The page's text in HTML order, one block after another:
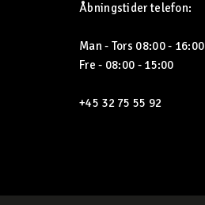
Åbningstider telefon:
Man - Tors 08:00 - 16:00
Fre - 08:00 - 15:00
+45 32 75 55 92